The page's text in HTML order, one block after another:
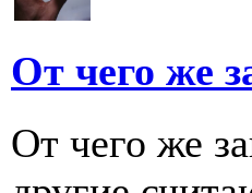
От чего же
От чего же